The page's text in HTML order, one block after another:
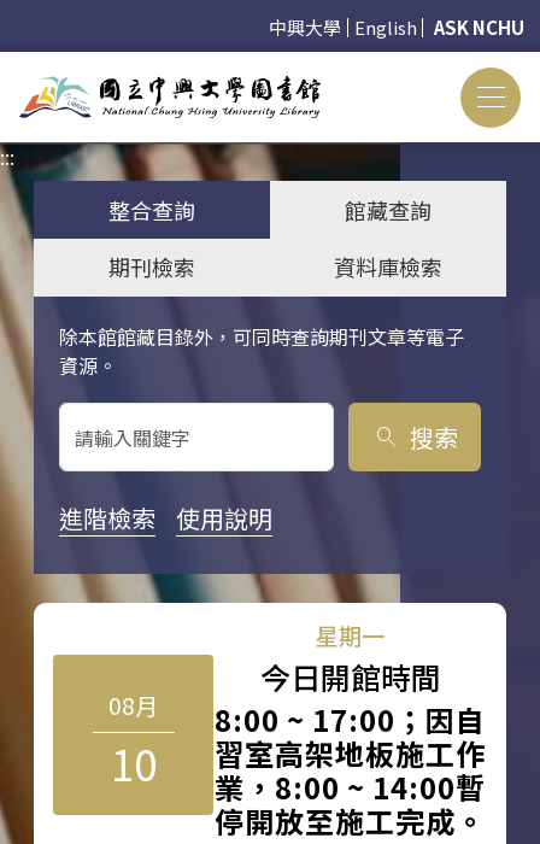
中興大學 English ASK NCHU
:::
整合查詢
館藏查詢
期刊檢索
資料庫檢索
除本館館藏目錄外，可同時查詢期刊文章等電子
資源。
關鍵字搜尋
search 搜索
進階檢索 使用說明
08月
10
星期一
今日開館時間
8:00 ~ 17:00；因自
習室高架地板施工作
業，8:00 ~ 14:00暫
停開放至施工完成。